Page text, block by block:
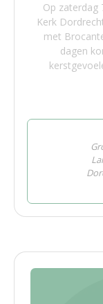
Op zaterdag
Kerk
met
dagen